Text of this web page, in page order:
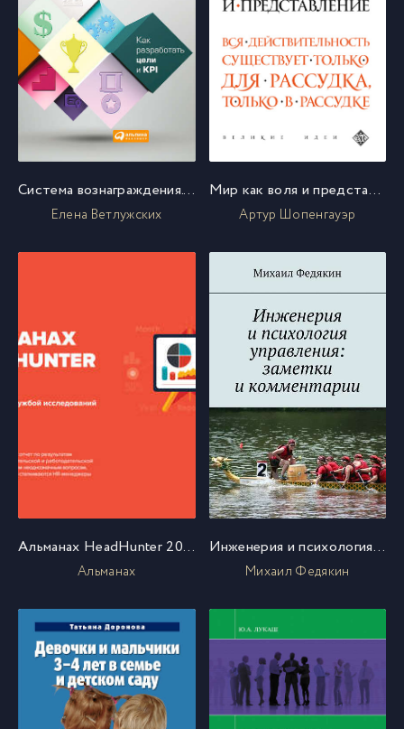
Система вознаграждения. Как разработать цели и KPI
Елена Ветлужских
Мир как воля и представление
Артур Шопенгауэр
Альманах HeadHunter 2014
Альманах
Инженерия и психология управления. Заметки и комментарии
Михаил Федякин